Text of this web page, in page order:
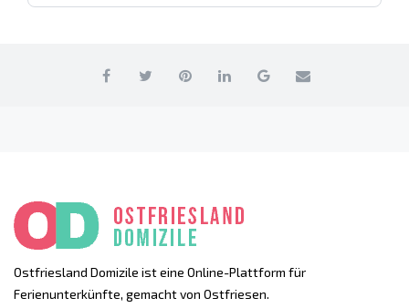
Ostfriesland Domizile ist eine Online-Plattform für
Ferienunterkünfte, gemacht von Ostfriesen.